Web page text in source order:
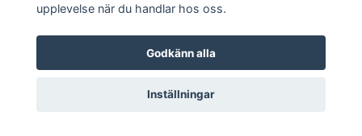
upplevelse när du handlar hos oss.
Godkänn alla
Inställningar